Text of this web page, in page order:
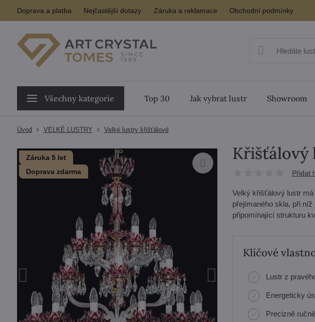
Doprava a platba Nejčastější dotazy Záruka a reklamace Obchodní podmínky
Všechny kategorie Top 30 Jak vybrat lustr Showroom
Úvod VELKÉ LUSTRY Velké lustry křišťálové
Záruka 5 let
Doprava zdarma
Křišťálový
Přidat
Velký křišťálový lustr
přejímaného skla, při
připomínající strukturu
Klíčové
Lustr z
Energeticky
Precizně